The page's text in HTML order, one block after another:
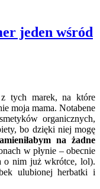
jeden wśród
tych marek, na które
moja mama. Notabene
organicznych,
bo dzięki niej mogę
na żadne
w płynie – obecnie
o nim już wkrótce, lol).
ulubionej herbatki i